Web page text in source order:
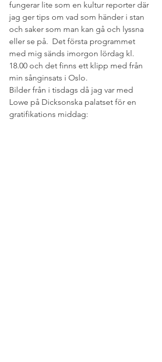
fungerar lite som en kultur reporter där
jag ger tips om vad som händer i stan
och saker som man kan gå och lyssna
eller se på.  Det första programmet
med mig sänds imorgon lördag kl.
18.00 och det finns ett klipp med från
min sånginsats i Oslo.
Bilder från i tisdags då jag var med
Lowe på Dicksonska palatset för en
gratifikations middag: